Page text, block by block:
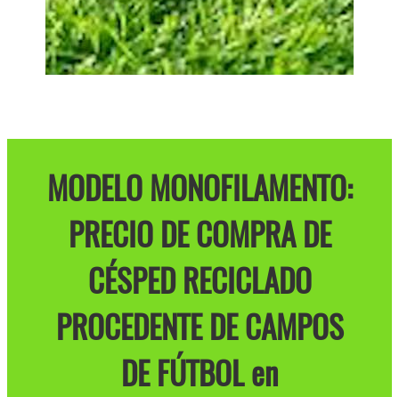
MODELO MONOFILAMENTO:
PRECIO DE COMPRA DE
CÉSPED RECICLADO
PROCEDENTE DE CAMPOS
DE FÚTBOL en